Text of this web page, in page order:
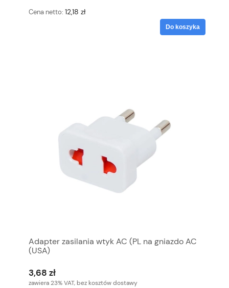
Cena netto: 12,18 zł
Do koszyka
Adapter zasilania wtyk AC (PL na gniazdo AC
(USA)
3,68 zł
zawiera 23% VAT, bez kosztów dostawy